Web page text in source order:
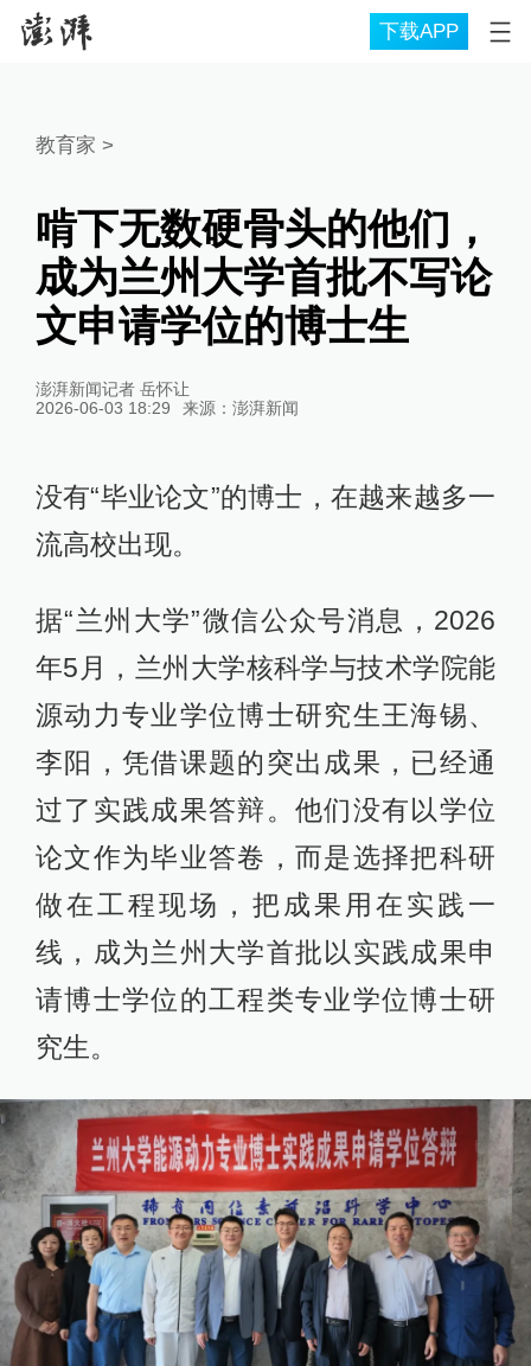
下载APP
教育家 >
啃下无数硬骨头的他们，
成为兰州大学首批不写论
文申请学位的博士生
澎湃新闻记者 岳怀让
2026-06-03 18:29
来源： 澎湃新闻
没有“毕业论文”的博士，在越来越多一
流高校出现。
据“兰州大学”微信公众号消息，2026
年5月，兰州大学核科学与技术学院能
源动力专业学位博士研究生王海锡、
李阳，凭借课题的突出成果，已经通
过了实践成果答辩。他们没有以学位
论文作为毕业答卷，而是选择把科研
做在工程现场，把成果用在实践一
线，成为兰州大学首批以实践成果申
请博士学位的工程类专业学位博士研
究生。